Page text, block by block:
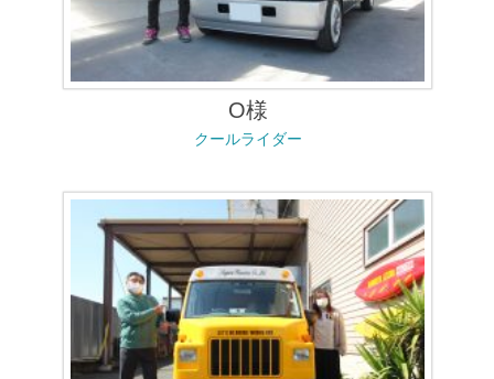
O様
クールライダー